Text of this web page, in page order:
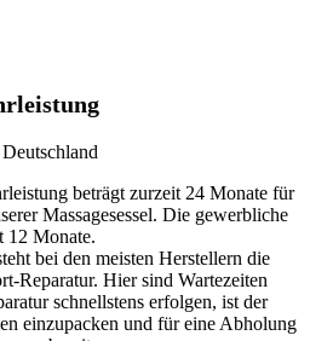
beträgt zurzeit 24 Monate für
Massagesessel. Die gewerbliche
12 Monate.
bei den meisten Herstellern die
Reparatur. Hier sind Wartezeiten
schnellstens erfolgen, ist der
einzupacken und für eine Abholung